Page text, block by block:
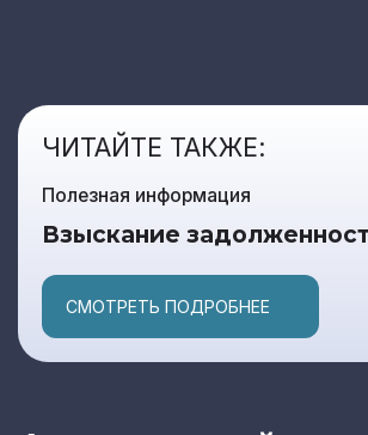
ЧИТАЙТЕ ТАКЖЕ:
Полезная информация
Взыскание
СМОТРЕТЬ ПОДРОБНЕЕ